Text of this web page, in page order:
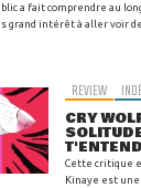
a fait comprendre au
grand intérêt à aller voir
REVIEW
CRY
Cette critique
Kinaye est